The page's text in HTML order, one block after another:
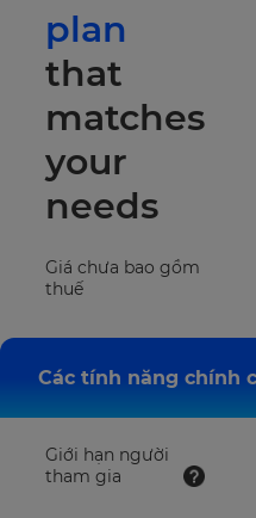
plan
that
matches
your
needs
Giá chưa bao gồm
thuế
Các tính năng chính
Giới hạn người
tham gia